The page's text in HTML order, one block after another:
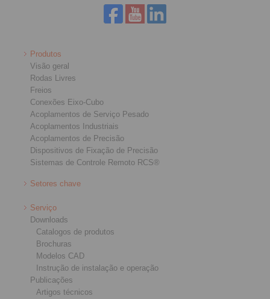
Produtos
Visão geral
Rodas Livres
Freios
Conexões Eixo-Cubo
Acoplamentos de Serviço Pesado
Acoplamentos Industriais
Acoplamentos de Precisão
Dispositivos de Fixação de Precisão
Sistemas de Controle Remoto RCS®
Setores chave
Serviço
Downloads
Catalogos de produtos
Brochuras
Modelos CAD
Instrução de instalação e operação
Publicações
Artigos técnicos